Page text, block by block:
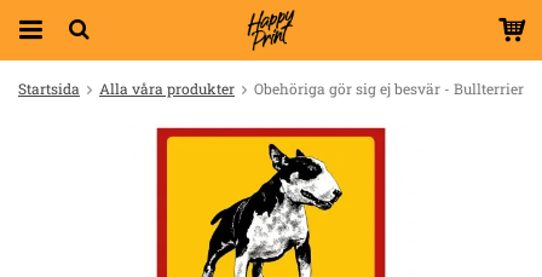
Startsida Alla våra produkter Obehöriga gör sig ej besvär - Bullterrier